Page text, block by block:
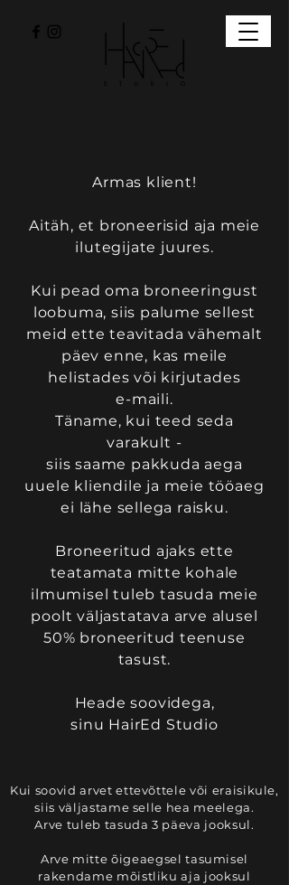
Armas klient!
Aitäh, et broneerisid aja meie
ilutegijate juures.
Kui pead oma broneeringust
loobuma, siis palume sellest
meid ette teavitada vähemalt
päev enne, kas meile
helistades või kirjutades
e-maili.
Täname, kui teed seda
varakult -
siis saame pakkuda aega
uuele kliendile ja meie tööaeg
ei lähe sellega raisku.
Broneeritud ajaks ette
teatamata mitte kohale
ilmumisel tuleb tasuda meie
poolt väljastatava arve alusel
50% broneeritud teenuse
tasust.
Heade soovidega,
sinu HairEd Studio
Kui soovid arvet ettevõttele või eraisikule,
siis väljastame selle hea meelega.
Arve tuleb tasuda 3 päeva jooksul.
Arve mitte õigeaegsel tasumisel
rakendame mõistliku aja jooksul